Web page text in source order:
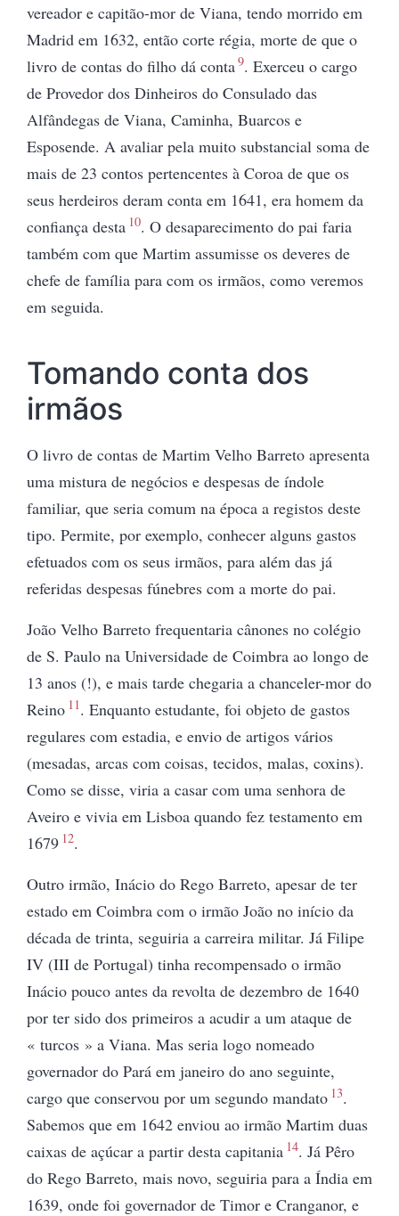
vereador e capitão-mor de Viana, tendo morrido em
Madrid em 1632, então corte régia, morte de que o
livro de contas do filho dá conta9. Exerceu o cargo
de Provedor dos Dinheiros do Consulado das
Alfândegas de Viana, Caminha, Buarcos e
Esposende. A avaliar pela muito substancial soma de
mais de 23 contos pertencentes à Coroa de que os
seus herdeiros deram conta em 1641, era homem da
confiança desta 10. O desaparecimento do pai faria
também com que Martim assumisse os deveres de
chefe de família para com os irmãos, como veremos
em seguida.
Tomando conta dos
irmãos
O livro de contas de Martim Velho Barreto apresenta
uma mistura de negócios e despesas de índole
familiar, que seria comum na época a registos deste
tipo. Permite, por exemplo, conhecer alguns gastos
efetuados com os seus irmãos, para além das já
referidas despesas fúnebres com a morte do pai.
João Velho Barreto frequentaria cânones no colégio
de S. Paulo na Universidade de Coimbra ao longo de
13 anos (!), e mais tarde chegaria a chanceler-mor do
Reino 11. Enquanto estudante, foi objeto de gastos
regulares com estadia, e envio de artigos vários
(mesadas, arcas com coisas, tecidos, malas, coxins).
Como se disse, viria a casar com uma senhora de
Aveiro e vivia em Lisboa quando fez testamento em
1679 12.
Outro irmão, Inácio do Rego Barreto, apesar de ter
estado em Coimbra com o irmão João no início da
década de trinta, seguiria a carreira militar. Já Filipe
IV (III de Portugal) tinha recompensado o irmão
Inácio pouco antes da revolta de dezembro de 1640
por ter sido dos primeiros a acudir a um ataque de
« turcos » a Viana. Mas seria logo nomeado
governador do Pará em janeiro do ano seguinte,
cargo que conservou por um segundo mandato 13.
Sabemos que em 1642 enviou ao irmão Martim duas
caixas de açúcar a partir desta capitania 14. Já Pêro
do Rego Barreto, mais novo, seguiria para a Índia em
1639, onde foi governador de Timor e Cranganor, e